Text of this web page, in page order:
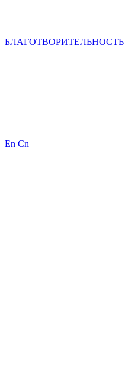
БЛАГОТВОРИТЕЛЬНОСТЬ
En Cn